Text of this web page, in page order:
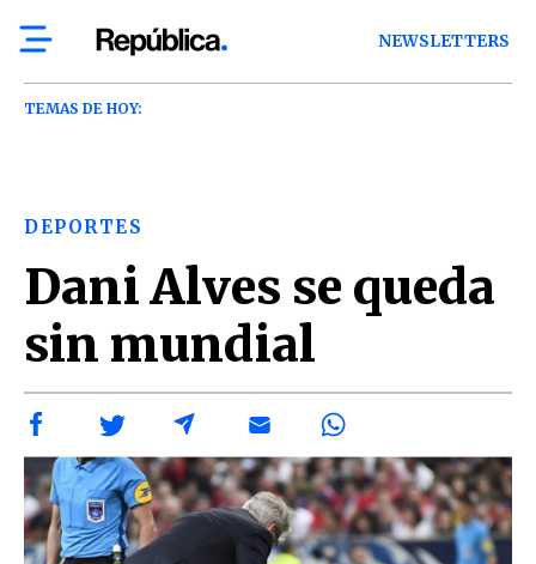
NEWSLETTERS
TEMAS DE HOY:
DEPORTES
Dani Alves se queda
sin mundial